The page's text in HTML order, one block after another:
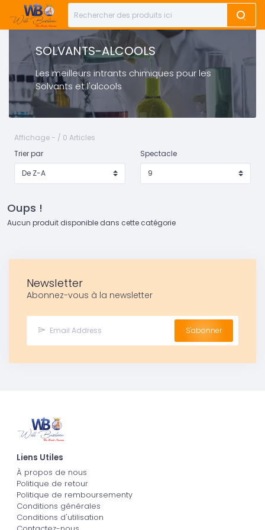
SOLVANTS-ALCOOLS
Les meilleurs intrants chimiques pour les
Solvants et l'alcools
Affichage - / 0 Articles
Trier par
Spectacle
Oups !
Aucun produit disponible dans cette catégorie
Newsletter
Abonnez-vous à la newsletter
S'abonner
Liens Utiles
À propos de nous
Politique de retour
Politique de remboursementy
Conditions générales
Conditions d'utilisation